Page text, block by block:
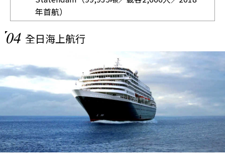
年首航）
04 全日海上航行